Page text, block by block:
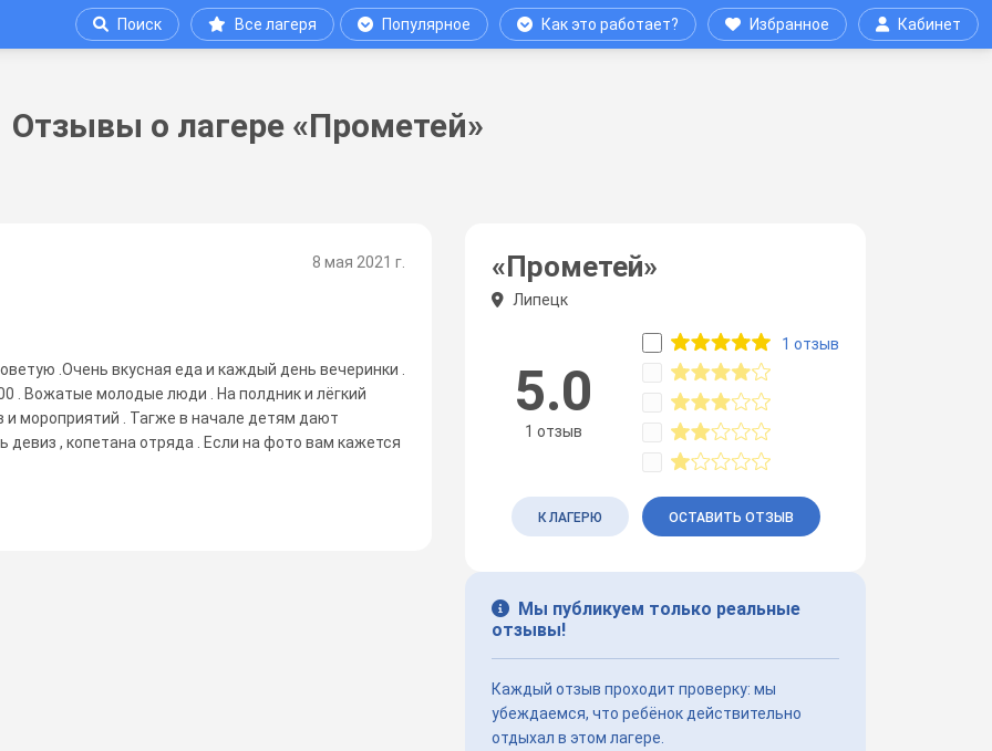
Поиск Все лагеря Популярное Как это работает? Избранное Кабинет
Отзывы о лагере «Прометей»
8 мая 2021 г.
.Очень вкусная еда и каждый день вечеринки .
. Вожатые молодые люди . На полдник и лёгкий
мороприятий . Тагже в начале детям дают
, копетана отряда . Если на фото вам кажется
«Прометей»
Липецк
5.0
1 отзыв
1 отзыв
К ЛАГЕРЮ ОСТАВИТЬ ОТЗЫВ
Мы публикуем только реальные
отзывы!
Каждый отзыв проходит проверку: мы
убеждаемся, что ребёнок действительно
отдыхал в этом лагере.